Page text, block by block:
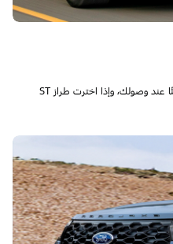
لا شكّ أنّ العادم المزدوج سيترك انطباعًا جريئًا عند وصولك، وإذا اخترت طراز ST